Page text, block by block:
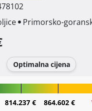
Primorsko-
Optimalna cijena
814.237 € 864.602 €